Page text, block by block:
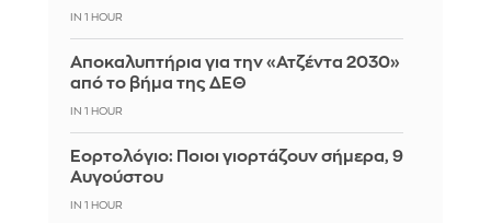
IN 1 HOUR
Αποκαλυπτήρια για την «Ατζέντα 2030»
από το βήμα της ΔΕΘ
IN 1 HOUR
Εορτολόγιο: Ποιοι γιορτάζουν σήμερα, 9
Αυγούστου
IN 1 HOUR